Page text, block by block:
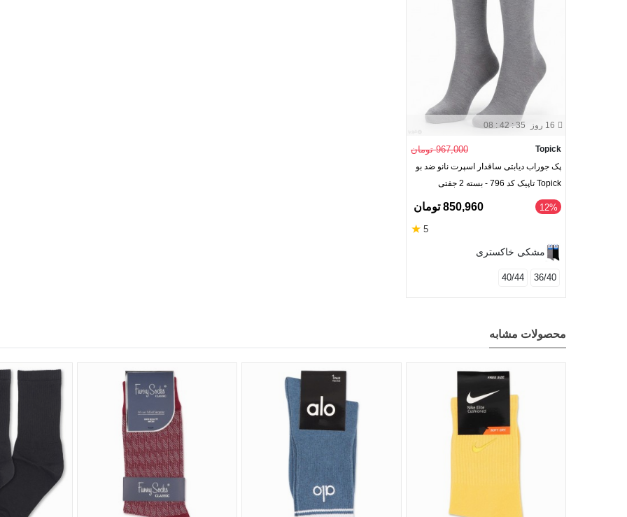
16 روز 08 : 42 : 34
Topick 967,000 تومان
پک جوراب دیابتی ساقدار اسپرت نانو ضد بو
Topick تاپیک کد 796 - بسته 2 جفتی
‎12% 850,960 تومان
5
★
مشکی خاکستری
36/40
40/44
محصولات مشابه